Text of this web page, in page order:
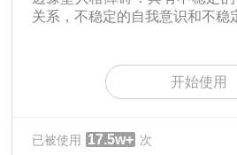
关系，不稳定的自我意识和不稳
开始使用
已被使用 17.5w+ 次